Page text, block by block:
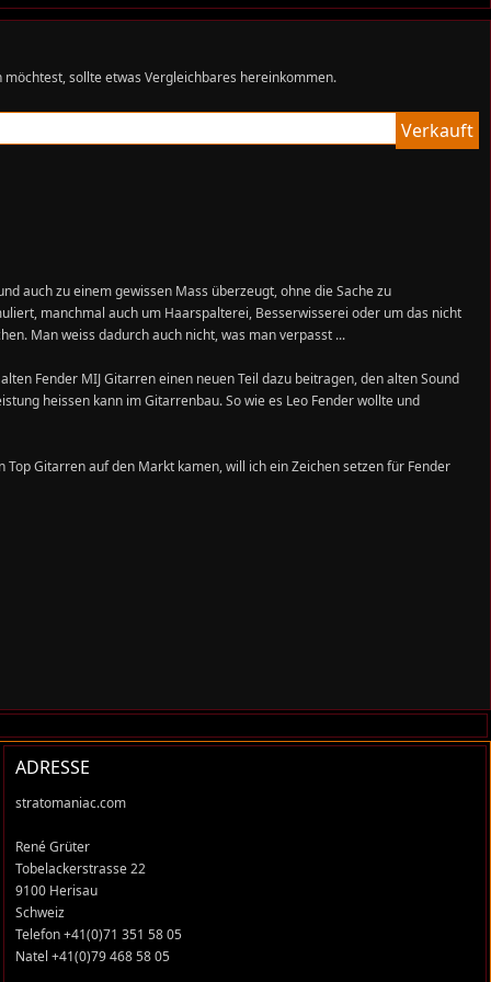
sollte etwas Vergleichbares hereinkommen.
Verkauft
auch zu einem gewissen Mass überzeugt, ohne die Sache zu
manchmal auch um Haarspalterei, Besserwisserei oder um das nicht
Man weiss dadurch auch nicht, was man verpasst ...
Fender MIJ Gitarren einen neuen Teil dazu beitragen, den alten Sound
heissen kann im Gitarrenbau. So wie es Leo Fender wollte und
Gitarren auf den Markt kamen, will ich ein Zeichen setzen für Fender
ADRESSE
stratomaniac.com
René Grüter
Tobelackerstrasse 22
9100 Herisau
Schweiz
Telefon +41(0)71 351 58 05
Natel +41(0)79 468 58 05